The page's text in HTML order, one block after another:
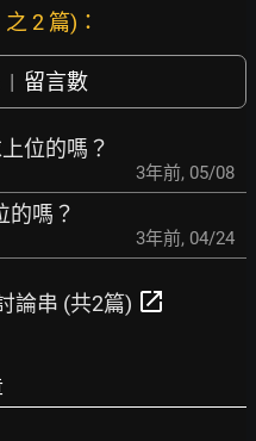
2 篇)：
| 留言數
位的嗎？
3年前, 05/08
的嗎？
3年前, 04/24
論串 (共2篇) open_in_new